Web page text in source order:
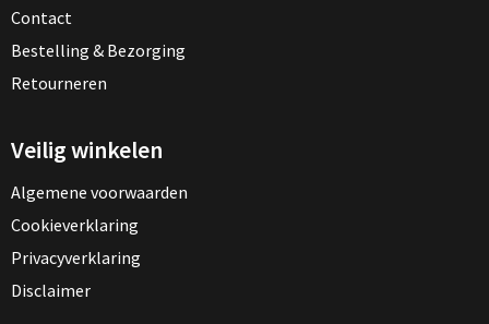
Contact
Bestelling & Bezorging
Retourneren
Veilig winkelen
Algemene voorwaarden
Cookieverklaring
Privacyverklaring
Disclaimer